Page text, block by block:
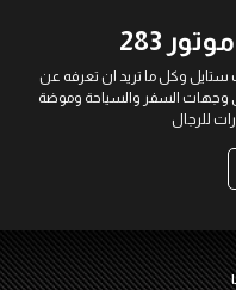
283
ستايل وكل ما تريد ان تعرفه عن
وجهات السفر والسياحة وموضة
للرجال